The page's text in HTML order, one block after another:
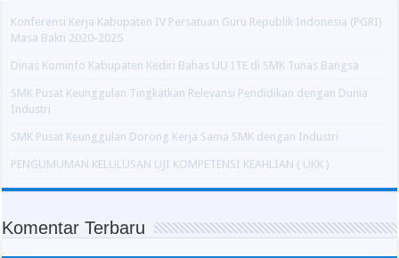
Konferensi Kerja Kabupaten IV Persatuan Guru Republik Indonesia (PGRI)
Masa Bakti 2020-2025
Dinas Kominfo Kabupaten Kediri Bahas UU ITE di SMK Tunas Bangsa
SMK Pusat Keunggulan Tingkatkan Relevansi Pendidikan dengan Dunia
Industri
SMK Pusat Keunggulan Dorong Kerja Sama SMK dengan Industri
PENGUMUMAN KELULUSAN UJI KOMPETENSI KEAHLIAN ( UKK )
Komentar Terbaru